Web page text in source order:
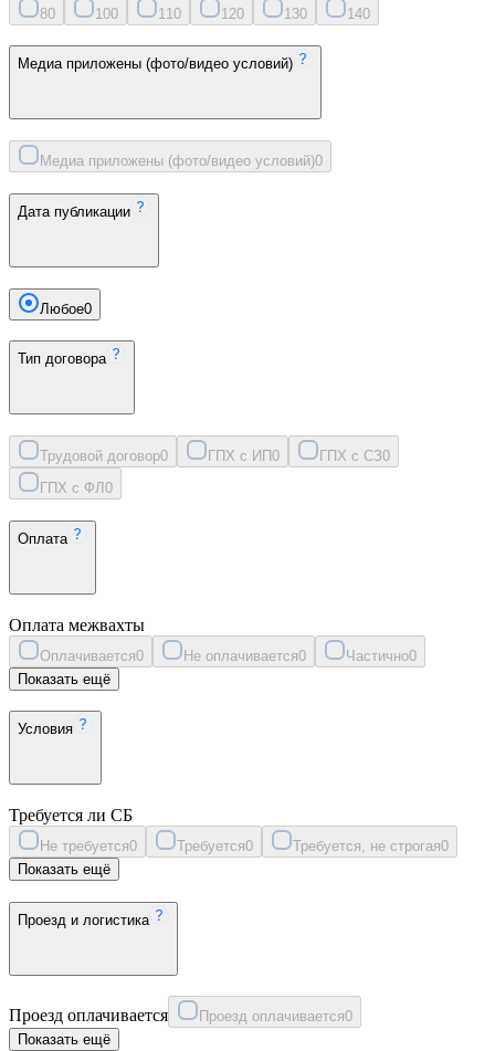
80 100 11 0 120 130 140
Медиа приложены (фото/видео условий)
Медиа приложены (фото/видео условий)0
Дата публикации
Любое0
Тип договора
Трудовой договор0 ГПХ с ИП0 ГПХ с СЗ0
ГПХ с ФЛ 0
Оплата
Оплата межвахты
Оплачивается0 Не оплачивается0 Частично0
Показать ещё
Условия
Требуется ли СБ
Не требуется0 Требуется0 Требуется, не строгая0
Показать ещё
Проезд и логистика
Проезд оплачивается Проезд оплачивается0
Показать ещё